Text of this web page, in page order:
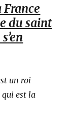
France
du saint
un roi
est la